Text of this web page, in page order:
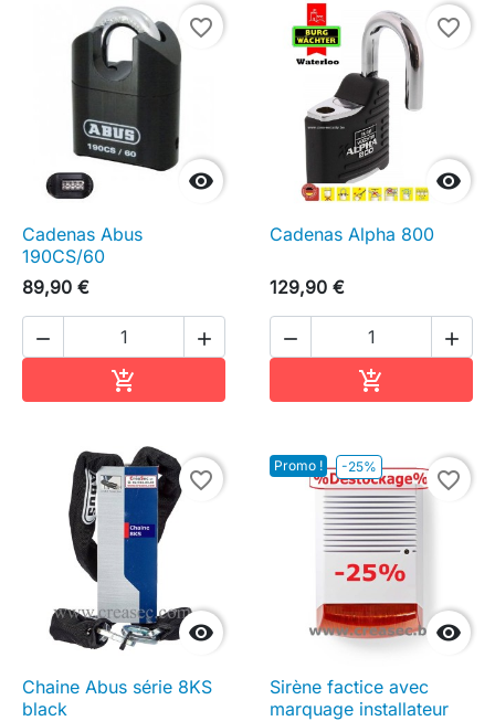

favorite_border
Cadenas Abus
190CS/60
89,90 €
 


favorite_border
Cadenas Alpha 800
129,90 €
 


favorite_border
Chaine Abus série 8KS
black
Promo ! -25%

favorite_border
Sirène factice avec
marquage installateur